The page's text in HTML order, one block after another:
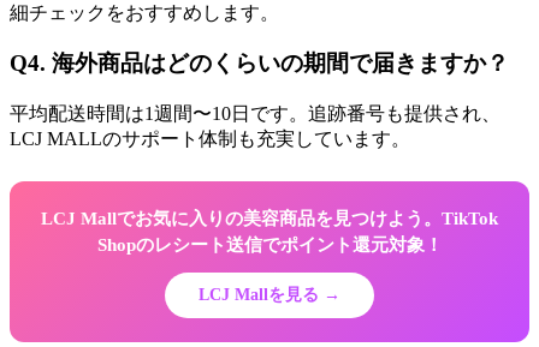
細チェックをおすすめします。
Q4. 海外商品はどのくらいの期間で届きますか？
平均配送時間は1週間〜10日です。追跡番号も提供され、
LCJ MALLのサポート体制も充実しています。
LCJ Mallでお気に入りの美容商品を見つけよう。TikTok
Shopのレシート送信でポイント還元対象！
LCJ Mallを見る →